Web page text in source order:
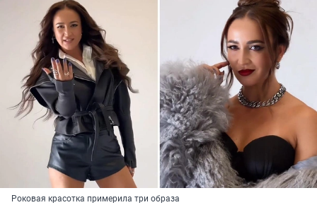
Роковая красотка примерила три образа